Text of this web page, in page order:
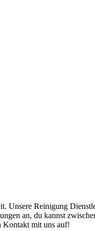
Unsere Reinigung
an, du kannst
Kontakt mit uns auf!